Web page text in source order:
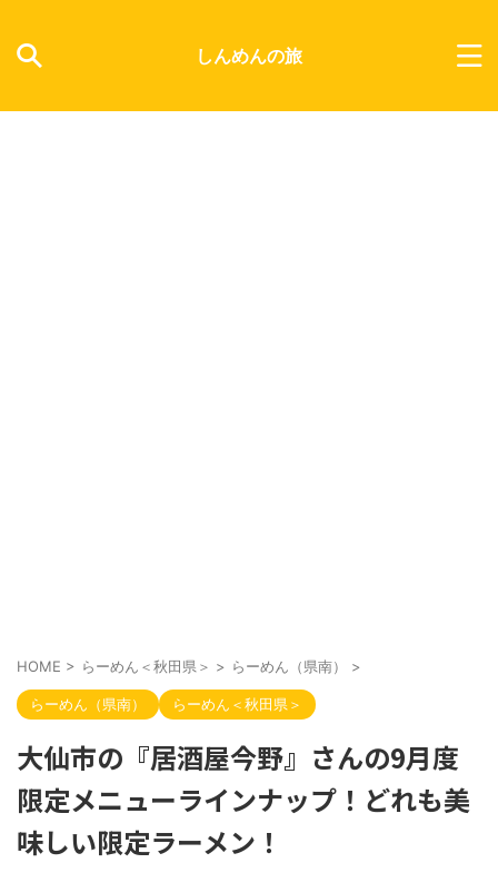
しんめんの旅
HOME > らーめん＜秋田県＞ > らーめん（県南） >
らーめん（県南） らーめん＜秋田県＞
大仙市の『居酒屋今野』さんの9月度
限定メニューラインナップ！どれも美
味しい限定ラーメン！